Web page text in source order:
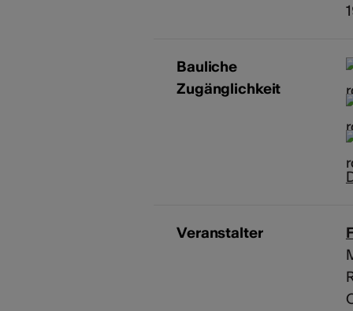
Bauliche
Zugänglichkeit
Veranstalter